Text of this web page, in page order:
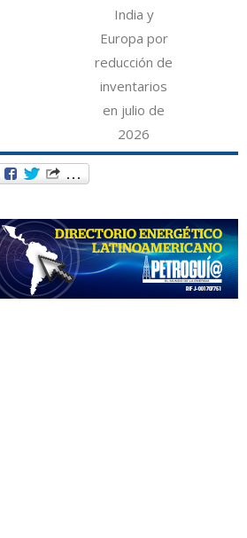
India y
Europa por
reducción de
inventarios
en julio de
2026